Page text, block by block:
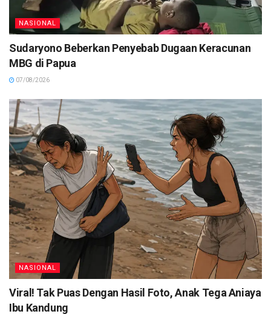
NASIONAL
Sudaryono Beberkan Penyebab Dugaan Keracunan
MBG di Papua
07/08/2026
NASIONAL
Viral! Tak Puas Dengan Hasil Foto, Anak Tega Aniaya
Ibu Kandung